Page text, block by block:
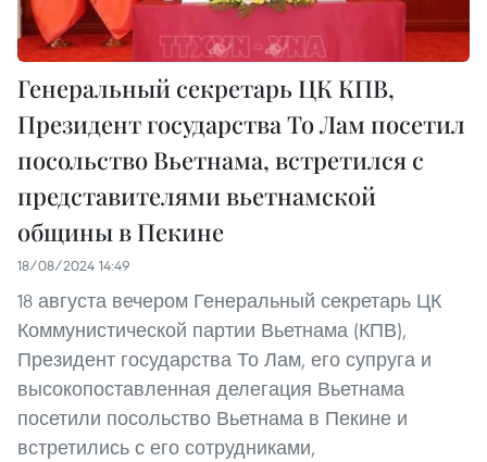
Генеральный секретарь ЦК КПВ,
Президент государства То Лам посетил
посольство Вьетнама, встретился с
представителями вьетнамской
общины в Пекине
18/08/2024 14:49
18 августа вечером Генеральный секретарь ЦК
Коммунистической партии Вьетнама (КПВ),
Президент государства То Лам, его супруга и
высокопоставленная делегация Вьетнама
посетили посольство Вьетнама в Пекине и
встретились с его сотрудниками,